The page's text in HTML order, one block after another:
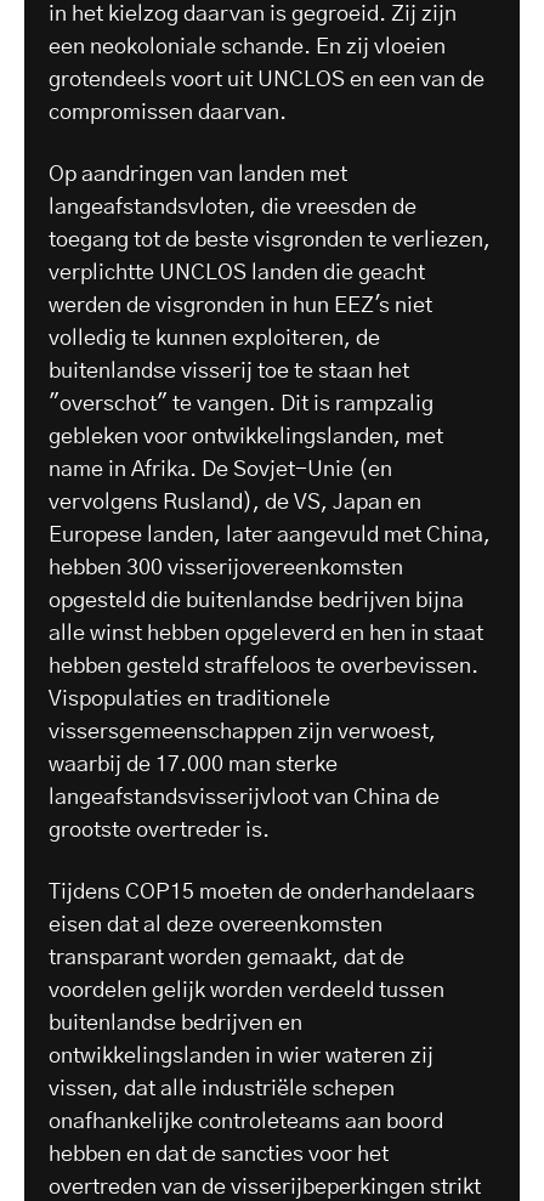
in het kielzog daarvan is gegroeid. Zij zijn
een neokoloniale schande. En zij vloeien
grotendeels voort uit UNCLOS en een van de
compromissen daarvan.
Op aandringen van landen met
langeafstandsvloten, die vreesden de
toegang tot de beste visgronden te verliezen,
verplichtte UNCLOS landen die geacht
werden de visgronden in hun EEZ's niet
volledig te kunnen exploiteren, de
buitenlandse visserij toe te staan het
"overschot" te vangen. Dit is rampzalig
gebleken voor ontwikkelingslanden, met
name in Afrika. De Sovjet-Unie (en
vervolgens Rusland), de VS, Japan en
Europese landen, later aangevuld met China,
hebben 300 visserijovereenkomsten
opgesteld die buitenlandse bedrijven bijna
alle winst hebben opgeleverd en hen in staat
hebben gesteld straffeloos te overbevissen.
Vispopulaties en traditionele
vissersgemeenschappen zijn verwoest,
waarbij de 17.000 man sterke
langeafstandsvisserijvloot van China de
grootste overtreder is.
Tijdens COP15 moeten de onderhandelaars
eisen dat al deze overeenkomsten
transparant worden gemaakt, dat de
voordelen gelijk worden verdeeld tussen
buitenlandse bedrijven en
ontwikkelingslanden in wier wateren zij
vissen, dat alle industriële schepen
onafhankelijke controleteams aan boord
hebben en dat de sancties voor het
overtreden van de visserijbeperkingen strikt